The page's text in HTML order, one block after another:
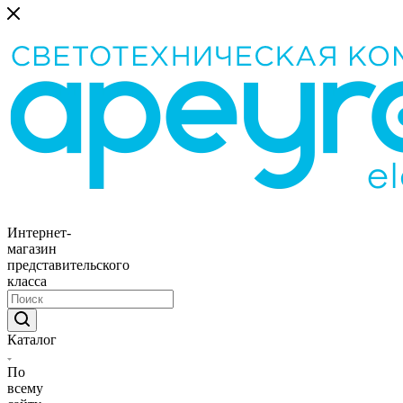
Интернет-
магазин
представительского
класса
Каталог
По
всему